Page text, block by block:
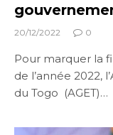
20/12/2022 0
Pour marquer la
de l’année 2022,
du Togo (AGET)…